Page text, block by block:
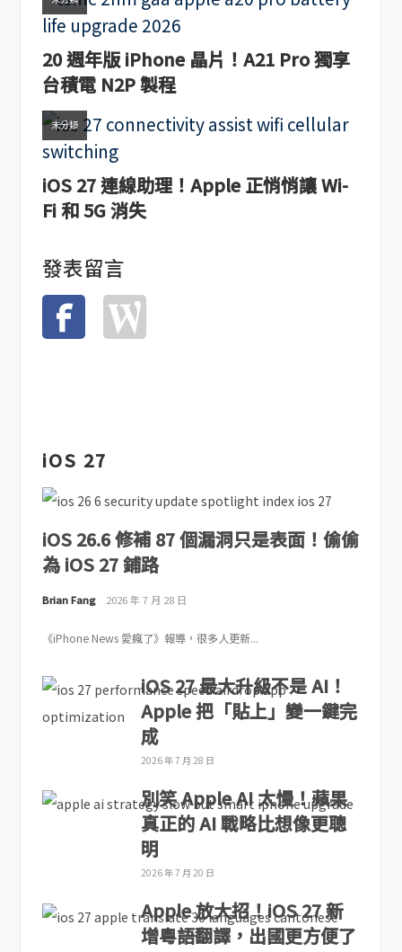
20 週年版 iPhone 晶片！A21 Pro 獨享
台積電 N2P 製程
未分類
iOS 27 連線助理！Apple 正悄悄讓 Wi-
Fi 和 5G 消失
發表留言
iOS 27
iOS 26.6 修補 87 個漏洞只是表面！偷偷
為 iOS 27 鋪路
Brian Fang 2026 年 7 月 28 日
《iPhone News 愛瘋了》報導，很多人更新...
iOS 27 最大升級不是 AI！
Apple 把「貼上」變一鍵完
成
2026 年 7 月 28 日
別笑 Apple AI 太慢！蘋果
真正的 AI 戰略比想像更聰
明
2026 年 7 月 20 日
Apple 放大招！iOS 27 新
增粵語翻譯，出國更方便了